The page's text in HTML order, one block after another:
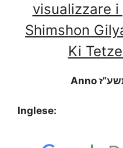
visualizzare
Shimshon
Ki
Inglese: